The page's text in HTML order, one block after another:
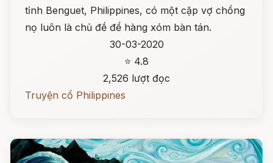
tỉnh Benguet, Philippines, có một cặp vợ chồng
nọ luôn là chủ đề để hàng xóm bàn tán.
30-03-2020
⭐ 4.8
2,526 lượt đọc
Truyện cổ Philippines